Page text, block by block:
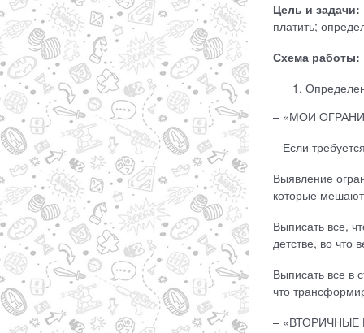
Цель и задачи:
платить;
Схема работы:
– «МОИ
– Если
Выявление
которые
Выписать все,
детстве, во что
Выписать все в
что
–